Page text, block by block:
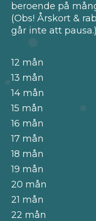
beroende på
(Obs! Årskort &
går inte att pausa.)
12 mån
13 mån
14 mån
15 mån
16 mån
17 mån
18 mån
19 mån
20 mån
21 mån
22 mån